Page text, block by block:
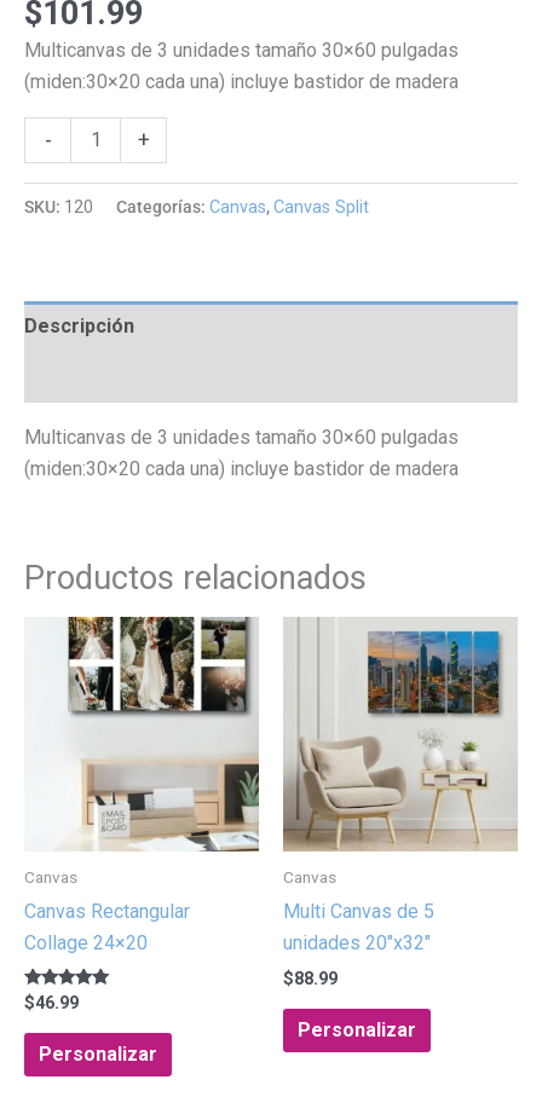
$101.99
Multicanvas de 3 unidades tamaño 30×60 pulgadas
(miden:30×20 cada una) incluye bastidor de madera
-
Multicanvas
de
+
SKU: 120 Categorías: Canvas,Canvas Split
Descripción
Multicanvas de 3 unidades tamaño 30×60 pulgadas
(miden:30×20 cada una) incluye bastidor de madera
Productos relacionados
Canvas
Canvas Rectangular
Collage 24×20
Valorado con
5.00
de 5
$46.99
Personalizar
Canvas
Multi Canvas de 5
unidades 20″x32″
$88.99
Personalizar